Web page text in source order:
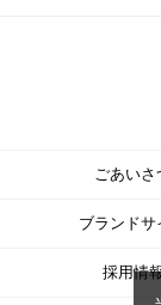
ごあいさ
ブランドサ
採用情